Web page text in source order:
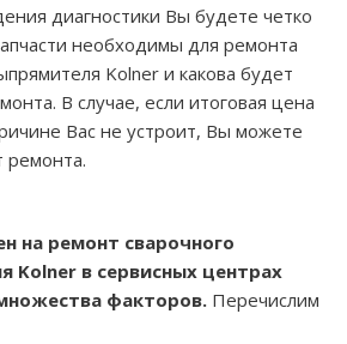
диагностики Вы будете четко
необходимы для ремонта
Kolner и какова будет
В случае, если итоговая цена
Вас не устроит, Вы можете
ремонта.
на ремонт сварочного
Kolner в сервисных центрах
факторов. Перечислим